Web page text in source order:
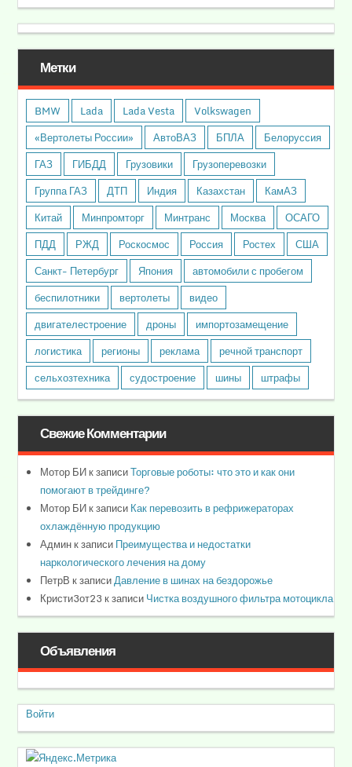
Метки
BMW Lada Lada Vesta
Volkswagen
«Вертолеты России»
АвтоВАЗ БПЛА
Белоруссия
ГАЗ
ГИБДД Грузовики
Грузоперевозки
Группа ГАЗ
ДТП Индия Казахстан
КамАЗ
Китай
Минпромторг Минтранс Москва
ОСАГО
ПДД
РЖД Роскосмос Россия Ростех
США
Санкт- Петербург
Япония
автомобили с пробегом
беспилотники
вертолеты
видео
двигателестроение
дроны
импортозамещение
логистика
регионы реклама
речной транспорт
сельхозтехника
судостроение шины штрафы
Свежие Комментарии
Мотор БИк записиТорговые роботы: что это и как они
помогают в трейдинге?
Мотор БИк записиКак перевозить в рефрижераторах
охлаждённую продукцию
Админк записиПреимущества и недостатки
наркологического лечения на дому
ПетрВ к записиДавление в шинах на бездорожье
Кристи3от23 к записиЧистка воздушного фильтра мотоцикла
Объявления
Войти